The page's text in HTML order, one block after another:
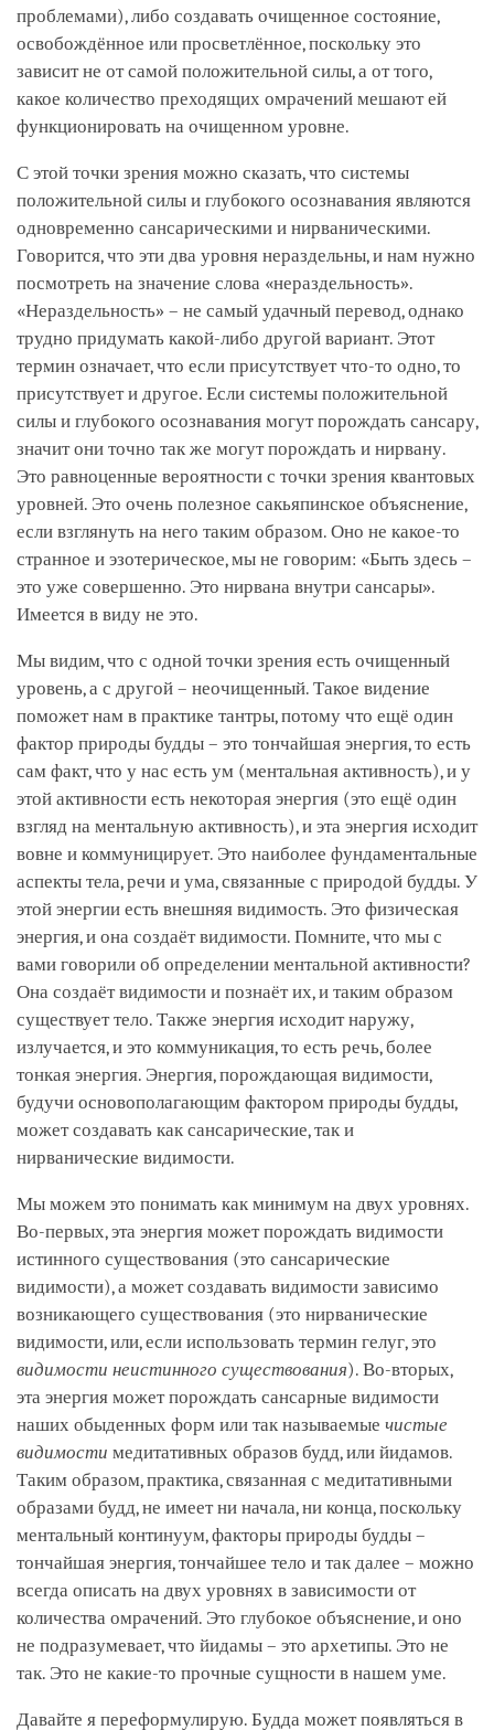
проблемами), либо создавать очищенное состояние,
освобождённое или просветлённое, поскольку это
зависит не от самой положительной силы, а от того,
какое количество преходящих омрачений мешают ей
функционировать на очищенном уровне.
С этой точки зрения можно сказать, что системы
положительной силы и глубокого осознавания являются
одновременно сансарическими и нирваническими.
Говорится, что эти два уровня нераздельны, и нам нужно
посмотреть на значение слова «нераздельность».
«Нераздельность» – не самый удачный перевод, однако
трудно придумать какой-либо другой вариант. Этот
термин означает, что если присутствует что-то одно, то
присутствует и другое. Если системы положительной
силы и глубокого осознавания могут порождать сансару,
значит они точно так же могут порождать и нирвану.
Это равноценные вероятности с точки зрения квантовых
уровней. Это очень полезное сакьяпинское объяснение,
если взглянуть на него таким образом. Оно не какое-то
странное и эзотерическое, мы не говорим: «Быть здесь –
это уже совершенно. Это нирвана внутри сансары».
Имеется в виду не это.
Мы видим, что с одной точки зрения есть очищенный
уровень, а с другой – неочищенный. Такое видение
поможет нам в практике тантры, потому что ещё один
фактор природы будды – это тончайшая энергия, то есть
сам факт, что у нас есть ум (ментальная активность), и у
этой активности есть некоторая энергия (это ещё один
взгляд на ментальную активность), и эта энергия исходит
вовне и коммуницирует. Это наиболее фундаментальные
аспекты тела, речи и ума, связанные с природой будды. У
этой энергии есть внешняя видимость. Это физическая
энергия, и она создаёт видимости. Помните, что мы с
вами говорили об определении ментальной активности?
Она создаёт видимости и познаёт их, и таким образом
существует тело. Также энергия исходит наружу,
излучается, и это коммуникация, то есть речь, более
тонкая энергия. Энергия, порождающая видимости,
будучи основополагающим фактором природы будды,
может создавать как сансарические, так и
нирванические видимости.
Мы можем это понимать как минимум на двух уровнях.
Во-первых, эта энергия может порождать видимости
истинного существования (это сансарические
видимости), а может создавать видимости зависимо
возникающего существования (это нирванические
видимости, или, если использовать термин гелуг, это
видимости неистинного существования). Во-вторых,
эта энергия может порождать сансарные видимости
наших обыденных форм или так называемые чистые
видимости медитативных образов будд, или йидамов.
Таким образом, практика, связанная с медитативными
образами будд, не имеет ни начала, ни конца, поскольку
ментальный континуум, факторы природы будды –
тончайшая энергия, тончайшее тело и так далее – можно
всегда описать на двух уровнях в зависимости от
количества омрачений. Это глубокое объяснение, и оно
не подразумевает, что йидамы – это архетипы. Это не
так. Это не какие-то прочные сущности в нашем уме.
Давайте я переформулирую. Будда может появляться в